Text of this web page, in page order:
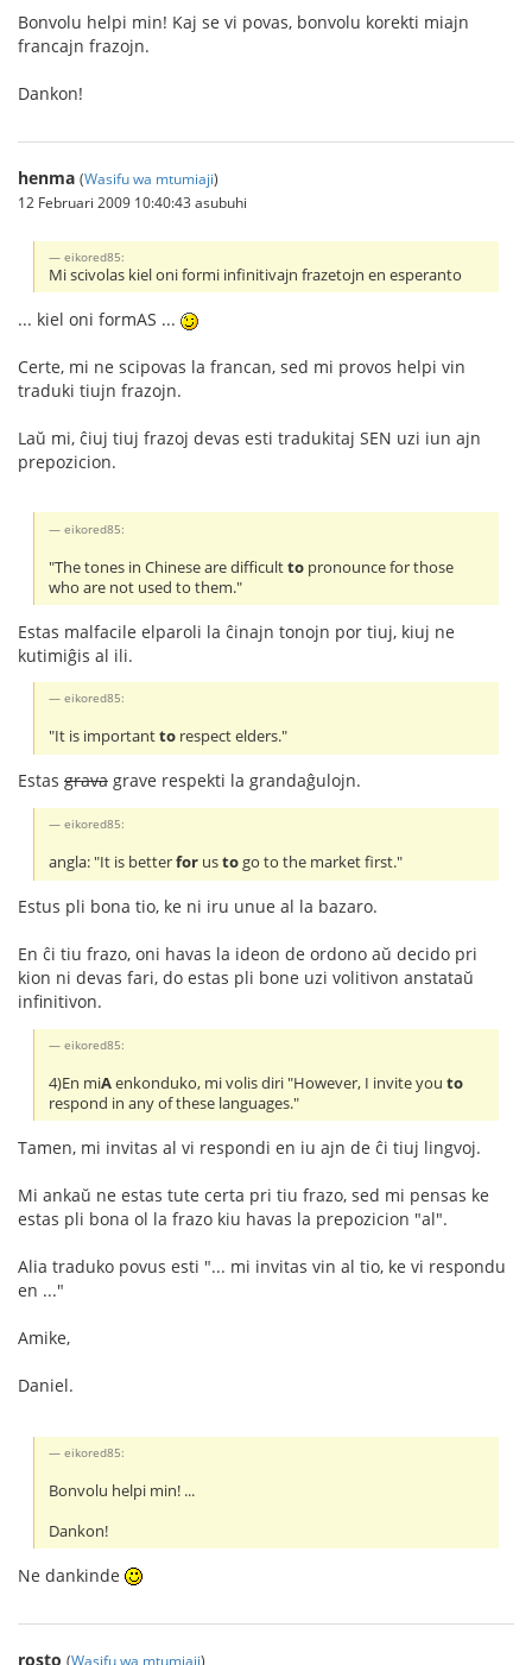
Bonvolu helpi min! Kaj se vi povas, bonvolu korekti miajn
francajn frazojn.
Dankon!
henma (Wasifu wa mtumiaji)
12 Februari 2009 10:40:43 asubuhi
eikored85:
Mi scivolas kiel oni formi infinitivajn frazetojn en esperanto
... kiel oni formAS ...
Certe, mi ne scipovas la francan, sed mi provos helpi vin
traduki tiujn frazojn.
Laŭ mi, ĉiuj tiuj frazoj devas esti tradukitaj SEN uzi iun ajn
prepozicion.
eikored85:
"The tones in Chinese are difficultto pronounce for those
who are not used to them."
Estas malfacile elparoli la ĉinajn tonojn por tiuj, kiuj ne
kutimiĝis al ili.
eikored85:
"It is importantto respect elders."
Estas grava grave respekti la grandaĝulojn.
eikored85:
angla: "It is betterfor ustogo to the market first."
Estus pli bona tio, ke ni iru unue al la bazaro.
En ĉi tiu frazo, oni havas la ideon de ordono aŭ decido pri
kion ni devas fari, do estas pli bone uzi volitivon anstataŭ
infinitivon.
eikored85:
4)En miAenkonduko, mi volis diri "However, I invite youto
respond in any of these languages."
Tamen, mi invitas al vi respondi en iu ajn de ĉi tiuj lingvoj.
Mi ankaŭ ne estas tute certa pri tiu frazo, sed mi pensas ke
estas pli bona ol la frazo kiu havas la prepozicion "al".
Alia traduko povus esti "... mi invitas vin al tio, ke vi respondu
en ..."
Amike,
Daniel.
eikored85:
Bonvolu helpi min! ...
Dankon!
Ne dankinde
rosto (Wasifu wa mtumiaji)